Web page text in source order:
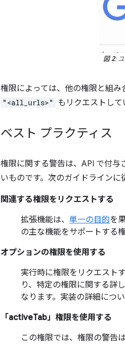
図 2:
権限によっては、他の権限と組
"<all_urls>" もリクエストして
ベスト プラクティス
権限に関する警告は、API で付与
いものです。次のガイドラインに
関連する権限をリクエストする
拡張機能は、 単一の目的を
の主な機能をサポートする
オプションの権限を使用する
実行時に権限をリクエスト
り、特定の権限に関する詳
なります。実装の詳細につい
「activeTab」権限を使用する
この権限では、権限の警告